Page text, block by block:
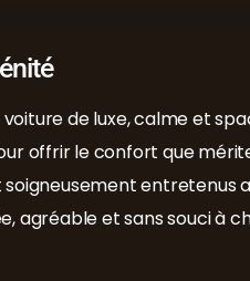
de luxe, calme et
offrir le confort que
soigneusement entretenus
agréable et sans souci à